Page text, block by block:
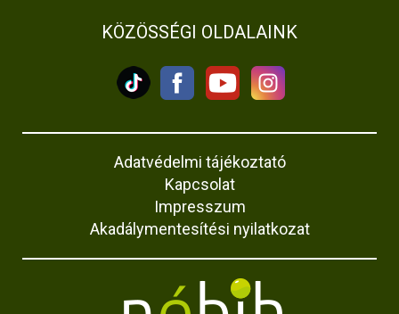
KÖZÖSSÉGI OLDALAINK
Adatvédelmi tájékoztató
Kapcsolat
Impresszum
Akadálymentesítési nyilatkozat